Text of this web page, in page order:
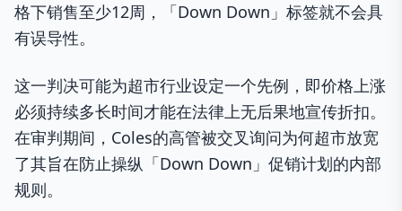
格下销售至少12周，「Down Down」标签就不会具
有误导性。
这一判决可能为超市行业设定一个先例，即价格上涨
必须持续多长时间才能在法律上无后果地宣传折扣。
在审判期间，Coles的高管被交叉询问为何超市放宽
了其旨在防止操纵「Down Down」促销计划的内部
规则。